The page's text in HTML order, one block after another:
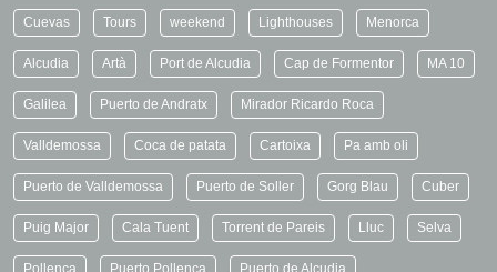
Cuevas Tours weekend Lighthouses Menorca
Alcudia Artà Port de Alcudia Cap de Formentor MA 10
Galilea Puerto de Andratx Mirador Ricardo Roca
Valldemossa Coca de patata Cartoixa Pa amb oli
Puerto de Valldemossa Puerto de Soller Gorg Blau Cuber
Puig Major Cala Tuent Torrent de Pareis Lluc Selva
Pollença Puerto Pollenca Puerto de Alcudia